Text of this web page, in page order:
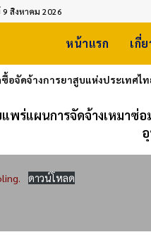
สิงหาคม 2026
หน้าแรก เกี่
อจัดจ้างการยาสูบแห่งประเทศไ
แพร่แผนการจัดจ้างเหมาซ่
ดาวน์โหลด